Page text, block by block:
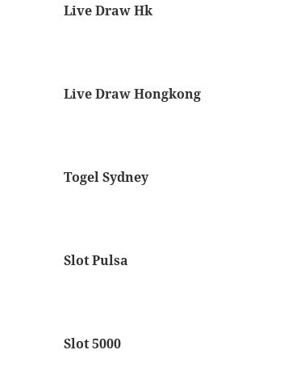
Live Draw Hk
Live Draw Hongkong
Togel Sydney
Slot Pulsa
Slot 5000